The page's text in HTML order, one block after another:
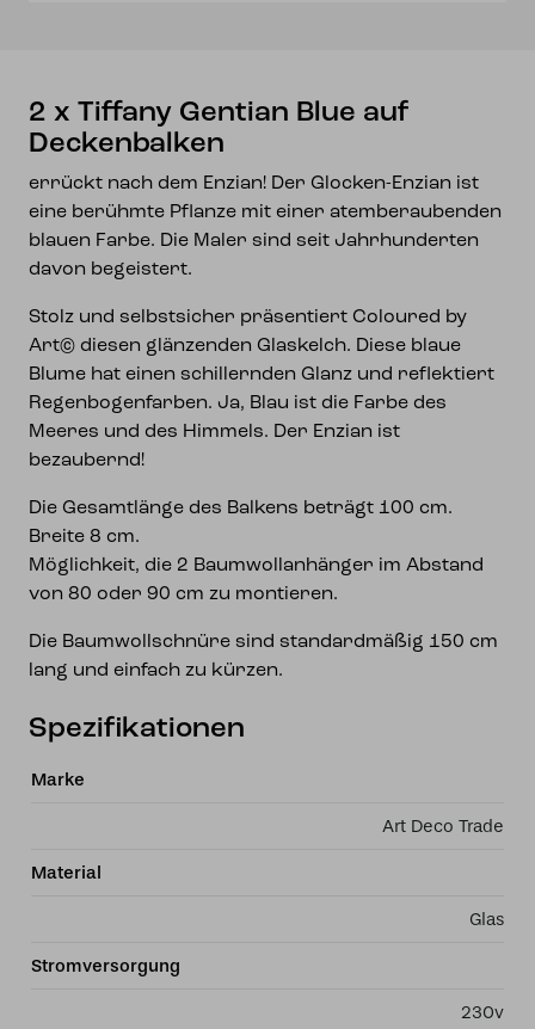
2 x Tiffany Gentian Blue auf
Deckenbalken
errückt nach dem Enzian! Der Glocken-Enzian ist
eine berühmte Pflanze mit einer atemberaubenden
blauen Farbe. Die Maler sind seit Jahrhunderten
davon begeistert.
Stolz und selbstsicher präsentiert Coloured by
Art© diesen glänzenden Glaskelch. Diese blaue
Blume hat einen schillernden Glanz und reflektiert
Regenbogenfarben. Ja, Blau ist die Farbe des
Meeres und des Himmels. Der Enzian ist
bezaubernd!
Die Gesamtlänge des Balkens beträgt 100 cm.
Breite 8 cm.
Möglichkeit, die 2 Baumwollanhänger im Abstand
von 80 oder 90 cm zu montieren.
Die Baumwollschnüre sind standardmäßig 150 cm
lang und einfach zu kürzen.
Spezifikationen
Marke
Art Deco Trade
Material
Glas
Stromversorgung
230v